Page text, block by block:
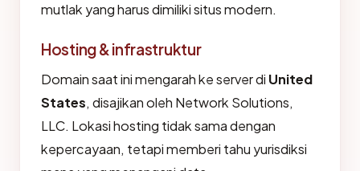
mutlak yang harus dimiliki situs modern.
Hosting & infrastruktur
Domain saat ini mengarah ke server di United
States, disajikan oleh Network Solutions,
LLC. Lokasi hosting tidak sama dengan
kepercayaan, tetapi memberi tahu yurisdiksi